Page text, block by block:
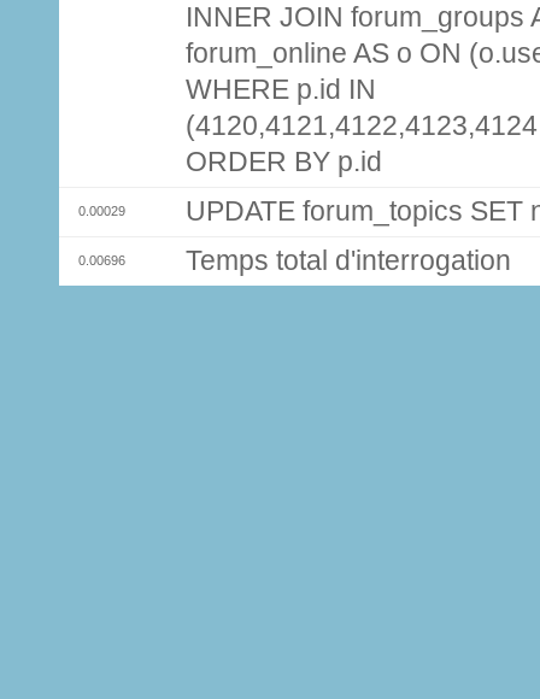
INNER JOIN forum_groups
forum_online AS o ON
WHERE p.id IN
ORDER BY p.id
0.00029 UPDATE forum_topics
0.00696 Temps total d'interrogation